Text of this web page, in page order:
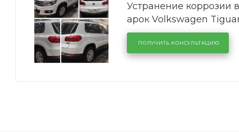
Устранение коррозии
арок Volkswagen
ПОЛУЧИТЬ КОНСУЛЬТАЦИЮ